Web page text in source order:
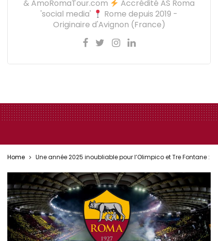
& AmoRomaTour.com
Accrédité AS Roma
'social media'
Rome depuis 2019 -
Originaire d'Avignon (France)
Home Une année 2025 inoubliable pour l’Olimpico et Tre Fontane :